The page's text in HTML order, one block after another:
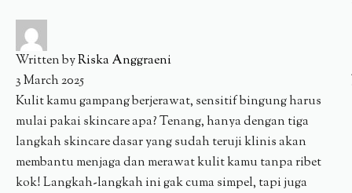
Written byRiska Anggraeni
3 March 2025
Kulit kamu gampang berjerawat, sensitif bingung harus
mulai pakai skincare apa? Tenang, hanya dengan tiga
langkah skincare dasar yang sudah teruji klinis akan
membantu menjaga dan merawat kulit kamu tanpa ribet
kok! Langkah-langkah ini gak cuma simpel, tapi juga